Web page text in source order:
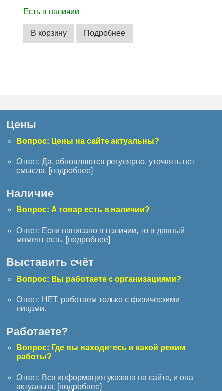
Есть в наличии
В корзину Подробнее
Цены
Вопрос: Цены на сайте актуальны?
Ответ: Да, обновляются регулярно, уточнять нет
смысла. [подробнее]
Наличие
Вопрос: А товар есть в наличии?
Ответ: Если написано в наличии, то в данный
момент есть. [подробнее]
Выставить счёт
Вопрос: Вы работаете с организациями?
Ответ: НЕТ, работаем только с физическими
лицами.
Работаете?
Вопрос: Где вы находитесь и какой режим
работы?
Ответ: Вся информация указана на сайте, и она
актуальна. [подробнее]